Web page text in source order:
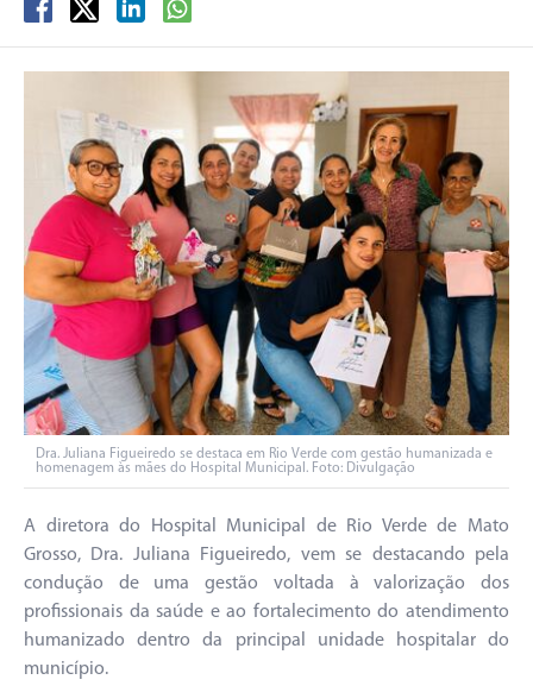
Dra. Juliana Figueiredo se destaca em Rio Verde com gestão humanizada e
homenagem às mães do Hospital Municipal. Foto: Divulgação
A diretora do Hospital Municipal de Rio Verde de Mato
Grosso, Dra. Juliana Figueiredo, vem se destacando pela
condução de uma gestão voltada à valorização dos
profissionais da saúde e ao fortalecimento do atendimento
humanizado dentro da principal unidade hospitalar do
município.